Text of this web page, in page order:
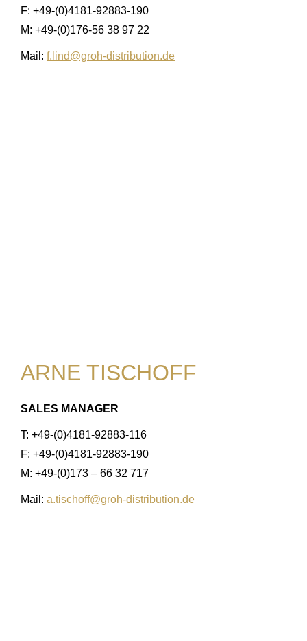
F: +49-(0)4181-92883-190
M: +49-(0)176-56 38 97 22
Mail: f.lind@groh-distribution.de
ARNE TISCHOFF
SALES MANAGER
T: +49-(0)4181-92883-116
F: +49-(0)4181-92883-190
M: +49-(0)173 – 66 32 717
Mail: a.tischoff@groh-distribution.de